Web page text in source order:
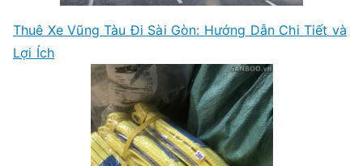
Thuê Xe Vũng Tàu Đi Sài Gòn: Hướng Dẫn Chi Tiết và
Lợi Ích